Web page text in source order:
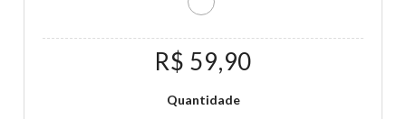
R$ 59,90
Quantidade